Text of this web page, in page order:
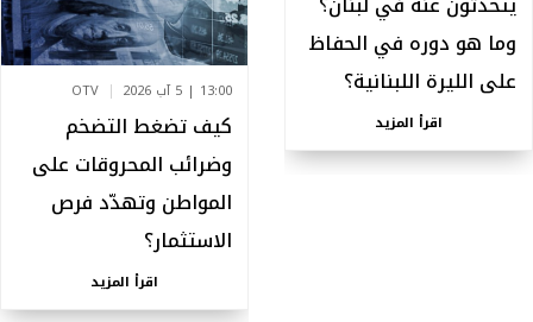
وما هو دوره في الحفاظ
على الليرة اللبنانية؟
اقرأ المزيد
13:00 | 5 آب 2026 OTV
كيف تضغط التضخم
وضرائب المحروقات على
المواطن وتهدّد فرص
الاستثمار؟
اقرأ المزيد